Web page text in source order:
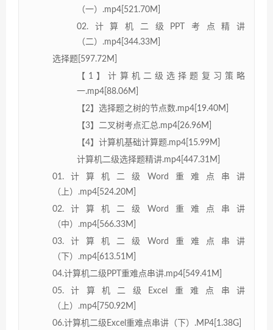
（一）.mp4[521.70M]
02.计算机二级PPT考点精讲
（二）.mp4[344.33M]
选择题[597.72M]
【1】计算机二级选择题复习策略
一.mp4[88.06M]
【2】选择题之树的节点数.mp4[19.40M]
【3】二叉树考点汇总.mp4[26.96M]
【4】计算机基础计算题.mp4[15.99M]
计算机二级选择题精讲.mp4[447.31M]
01.计算机二级Word重难点串讲
（上）.mp4[524.20M]
02.计算机二级Word重难点串讲
（中）.mp4[566.33M]
03.计算机二级Word重难点串讲
（下）.mp4[613.51M]
04.计算机二级PPT重难点串讲.mp4[549.41M]
05.计算机二级Excel重难点串讲
（上）.mp4[750.92M]
06.计算机二级Excel重难点串讲（下）.MP4[1.38G]